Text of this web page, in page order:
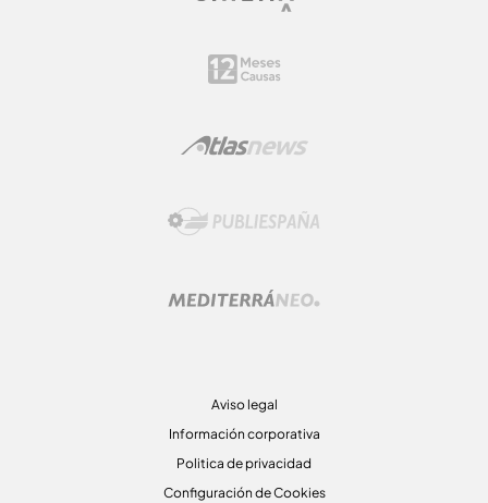
Aviso legal
Información corporativa
Politica de privacidad
Configuración de Cookies